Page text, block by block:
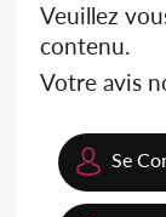
Veuillez
contenu.
Votre avis
Se